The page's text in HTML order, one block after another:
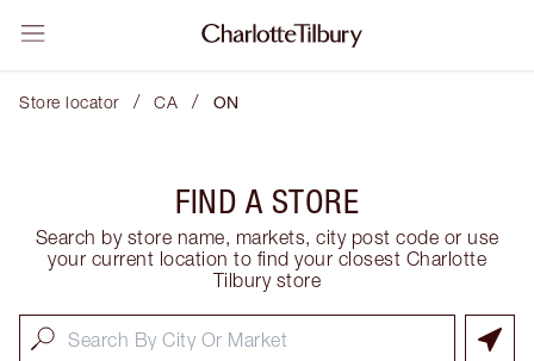
Store locator / CA / ON
FIND A STORE
Search by store name, markets, city post code or use
your current location to find your closest Charlotte
Tilbury store